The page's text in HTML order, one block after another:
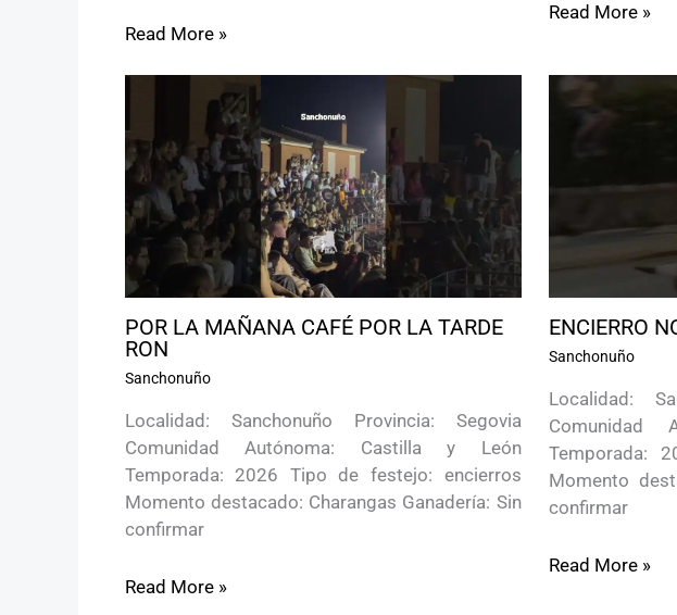
Read More »
Read More »
POR LA MAÑANA CAFÉ POR LA TARDE
RON
Sanchonuño
Localidad: Sanchonuño Provincia: Segovia
Comunidad Autónoma: Castilla y León
Temporada: 2026 Tipo de festejo: encierros
Momento destacado: Charangas Ganadería: Sin
confirmar
Read More »
ENCIERRO
Sanchonuño
Localidad:
Comunidad
Temporada:
Momento
confirmar
Read More »